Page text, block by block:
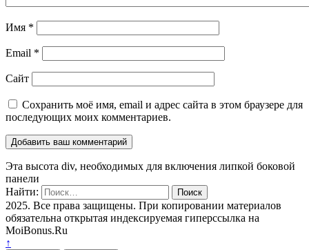
Имя *
Email *
Сайт
Сохранить моё имя, email и адрес сайта в этом браузере для
последующих моих комментариев.
Эта высота div, необходимых для включения липкой боковой
панели
Найти:
2025. Все права защищены. При копировании материалов
обязательна открытая индексируемая гиперссылка на
MoiBonus.Ru
↑